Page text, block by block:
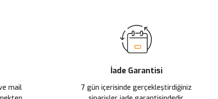
mail
İade Garantisi
7 gün içerisinde gerçekleştirdiğiniz